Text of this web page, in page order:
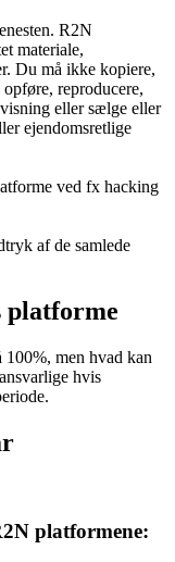
R2N
materiale,
Du må ikke kopiere,
reproducere,
eller sælge eller
ejendomsretlige
ved fx hacking
af de samlede
platforme
men hvad kan
hvis
platformene: